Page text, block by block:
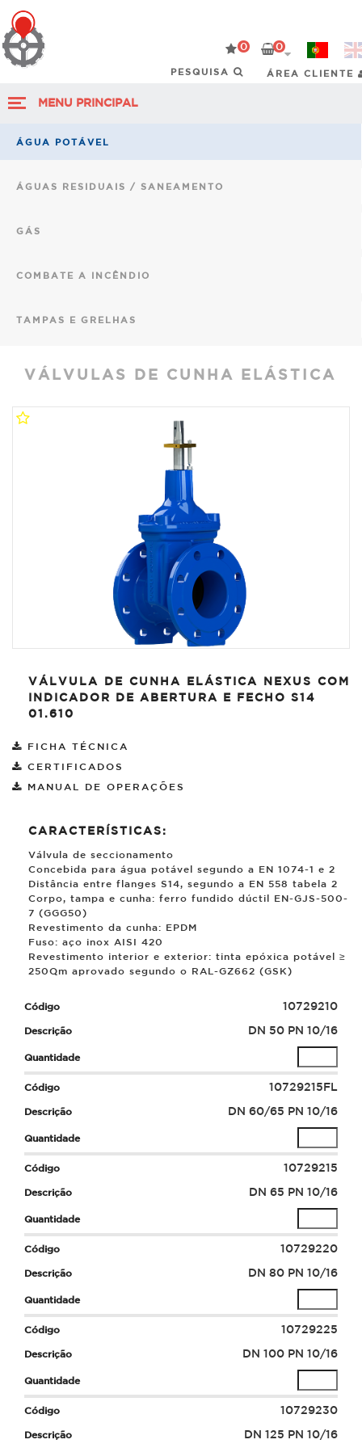
0 0
ÁREA CLIENTE
MENU PRINCIPAL
ÁGUA POTÁVEL
ÁGUAS RESIDUAIS / SANEAMENTO
GÁS
COMBATE A INCÊNDIO
TAMPAS E GRELHAS
VÁLVULAS DE CUNHA ELÁSTICA
VÁLVULA DE CUNHA ELÁSTICA NEXUS COM
INDICADOR DE ABERTURA E FECHO S14
01.610
FICHA TÉCNICA
CERTIFICADOS
MANUAL DE OPERAÇÕES
CARACTERÍSTICAS:
Válvula de seccionamento
Concebida para água potável segundo a EN 1074-1 e 2
Distância entre flanges S14, segundo a EN 558 tabela 2
Corpo, tampa e cunha: ferro fundido dúctil EN-GJS-500-
7 (GGG50)
Revestimento da cunha: EPDM
Fuso: aço inox AISI 420
Revestimento interior e exterior: tinta epóxica potável ≥
250µm aprovado segundo o RAL-GZ662 (GSK)
10729210
DN 50 PN 10/16
10729215FL
DN 60/65 PN 10/16
10729215
DN 65 PN 10/16
10729220
DN 80 PN 10/16
10729225
DN 100 PN 10/16
10729230
DN 125 PN 10/16